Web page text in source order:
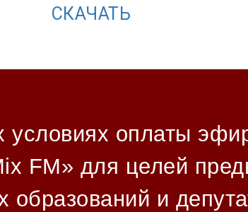
СКАЧАТЬ
оплаты
FM» для целей
образований и